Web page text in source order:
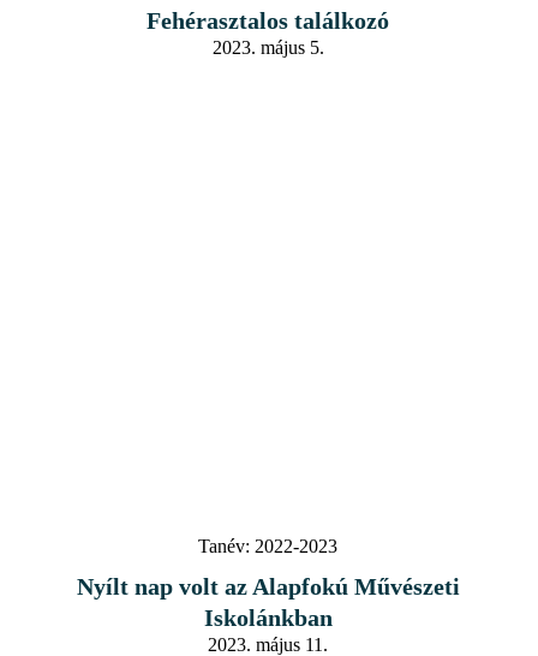
Fehérasztalos találkozó
2023. május 5.
Tanév: 2022-2023
Nyílt nap volt az Alapfokú Művészeti
Iskolánkban
2023. május 11.